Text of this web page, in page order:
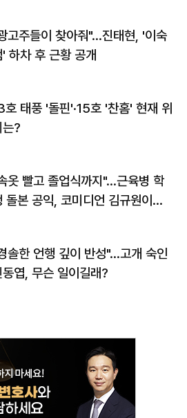
고주들이 찾아줘"…진태현, '이숙
' 하차 후 근황 공개
호 태풍 '돌핀'·15호 '찬홈' 현재 위
는?
옷 빨고 졸업식까지"…근육병 학
돌본 공익, 코미디언 김규원이었
솔한 언행 깊이 반성"…고개 숙인
동엽, 무슨 일이길래?